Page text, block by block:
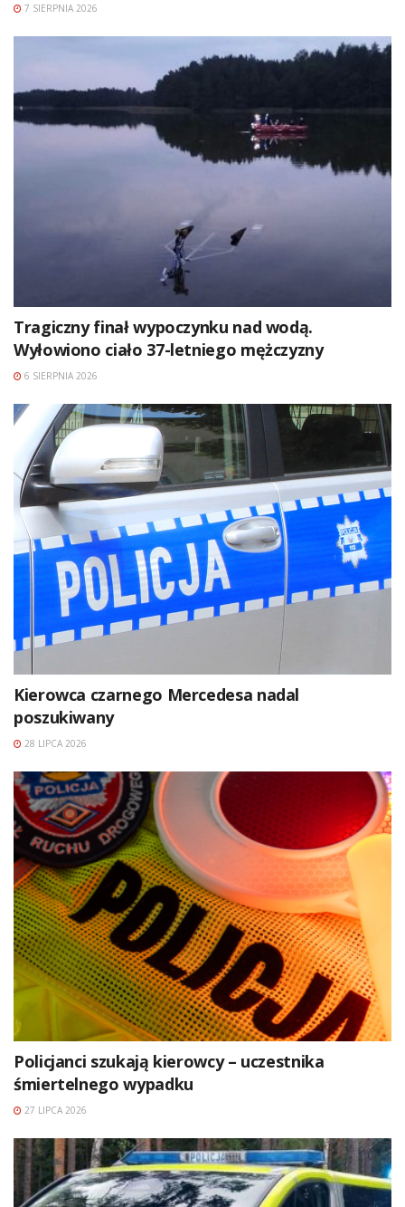
7 SIERPNIA 2026
Tragiczny finał wypoczynku nad wodą.
Wyłowiono ciało 37-letniego mężczyzny
6 SIERPNIA 2026
Kierowca czarnego Mercedesa nadal
poszukiwany
28 LIPCA 2026
Policjanci szukają kierowcy – uczestnika
śmiertelnego wypadku
27 LIPCA 2026